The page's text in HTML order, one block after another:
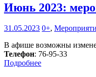
Июнь 2023:
31.05.2023 0+,
В афише возможны
Телефон: 76-95-33
Подробнее